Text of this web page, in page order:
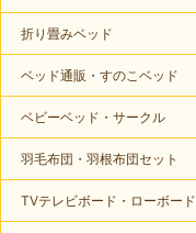
折り畳みベッド
ベッド通販・すのこベッド
ベビーベッド・サークル
羽毛布団・羽根布団セット
TVテレビボード・ローボード